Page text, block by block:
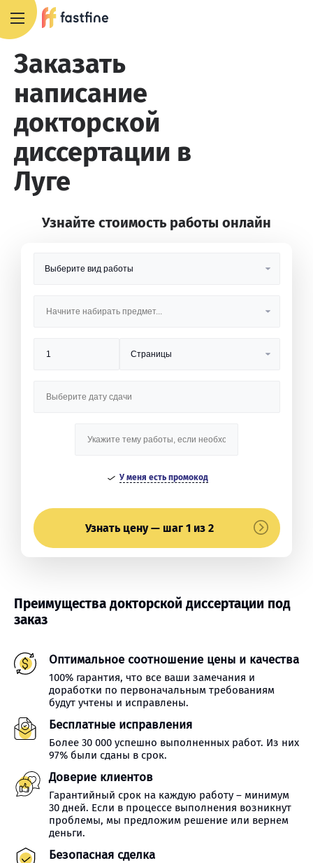
Заказать
написание
докторской
диссертации в
Луге
Узнайте стоимость работы онлайн
У меня есть промокод
Узнать цену — шаг 1 из 2
Преимущества докторской диссертации под
заказ
Оптимальное соотношение цены и качества
100% гарантия, что все ваши замечания и
доработки по первоначальным требованиям
будут учтены и исправлены.
Бесплатные исправления
Более 30 000 успешно выполненных работ. Из них
97% были сданы в срок.
Доверие клиентов
Гарантийный срок на каждую работу – минимум
30 дней. Если в процессе выполнения возникнут
проблемы, мы предложим решение или вернем
деньги.
Безопасная сделка